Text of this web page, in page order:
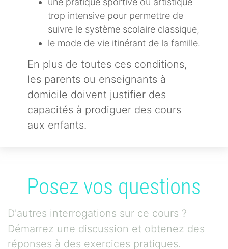
trop intensive pour permettre de
suivre le système scolaire classique,
le mode de vie itinérant de la famille.
En plus de toutes ces conditions,
les parents ou enseignants à
domicile doivent justifier des
capacités à prodiguer des cours
aux enfants.
Posez vos questions
D'autres interrogations sur ce cours ?
Démarrez une discussion et obtenez des
réponses à des exercices pratiques.